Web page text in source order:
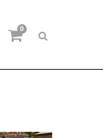
0